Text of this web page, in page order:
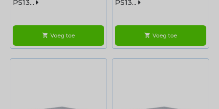
PS13...
shopping_cart Voeg toe
PS13...
shopping_cart Voeg toe